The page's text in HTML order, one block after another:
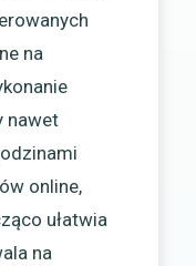
na
nawet
online,
ułatwia
na